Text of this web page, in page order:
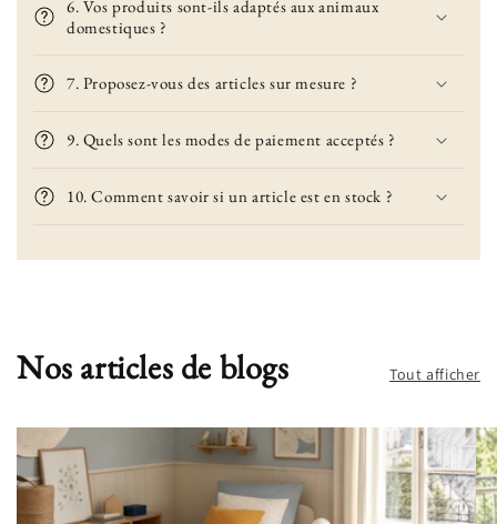
6. Vos produits sont-ils adaptés aux animaux
domestiques ?
7. Proposez-vous des articles sur mesure ?
9. Quels sont les modes de paiement acceptés ?
10. Comment savoir si un article est en stock ?
Nos articles de blogs Tout afficher